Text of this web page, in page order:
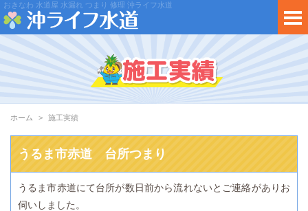
おきなわ 水道屋 水漏れ つまり 修理 沖ライフ水道
ホーム 施工実績
うるま市赤道 台所つまり
うるま市赤道にて台所が数日前から流れないとご連絡がありお
伺いしました。